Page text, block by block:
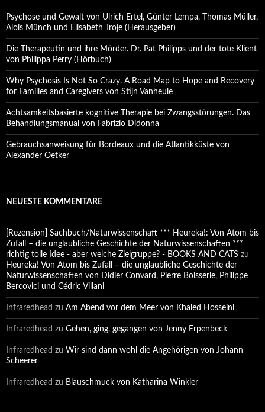
Psychose und Gewalt von Ulrich Ertel, Günter Lempa, Thomas Müller,
Alois Münch und Elisabeth Troje (Herausgeber)
Die Therapeutin und ihre Mörder. Dr. Pat Philipps und der tote Klient
von Philippa Perry (Hörbuch)
Why Psychosis Is Not So Crazy. A Road Map to Hope and Recovery
for Families and Caregivers von Stijn Vanheule
Achtsamkeitsbasierte kognitive Therapie bei Zwangsstörungen. Das
Behandlungsmanual von Fabrizio Didonna
Gebrauchsanweisung für Bordeaux und die Atlantikküste von
Alexander Oetker
NEUESTE KOMMENTARE
[Rezension] Sachbuch/Naturwissenschaft *** Heureka!: Von Atom bis
Zufall – die unglaubliche Geschichte der Naturwissenschaften ***
richtig tolle Idee - aber welche Zielgruppe? - BOOKS AND CATS zu
Heureka! Von Atom bis Zufall – die unglaubliche Geschichte der
Naturwissenschaften von Didier Convard, Pierre Boisserie, Philippe
Bercovici und Cédric Villani
Infraredhead zu Am Abend vor dem Meer von Khaled Hosseini
Infraredhead zu Gehen, ging, gegangen von Jenny Erpenbeck
Infraredhead zu Wir sind dann wohl die Angehörigen von Johann
Scheerer
Infraredhead zu Blauschmuck von Katharina Winkler